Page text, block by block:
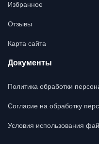
Избранное
Отзывы
Карта сайта
Документы
Политика обработки
Согласие на обработку
Условия использования